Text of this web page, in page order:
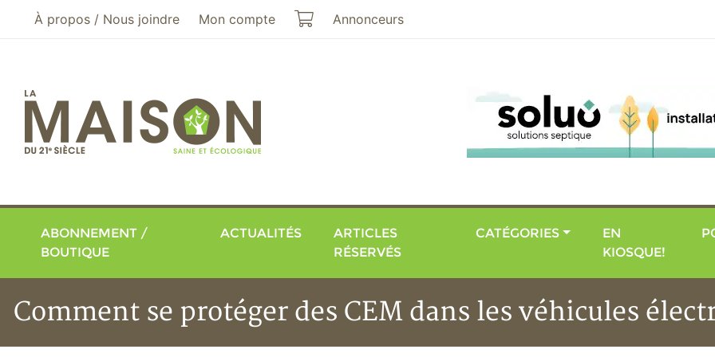
Aller au menu principal
Aller au contenu principal
À propos / Nous joindre Mon compte Mon panier
Annonceurs
ABONNEMENT /
BOUTIQUE
ACTUALITÉS
ARTICLES
RÉSERVÉS
CATÉGORIES
EN
KIOSQUE!
Comment se protéger des CEM dans les véhicules